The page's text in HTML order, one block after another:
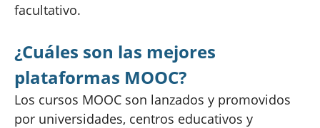
facultativo.
¿Cuáles son las mejores
plataformas MOOC?
Los cursos MOOC son lanzados y promovidos
por universidades, centros educativos y